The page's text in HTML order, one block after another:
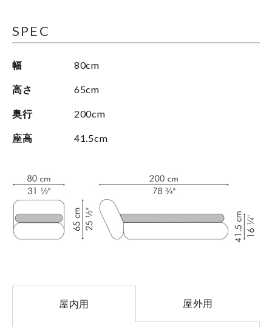
SPEC
幅 80cm
高さ 65cm
奥行 200cm
座高 41.5cm
屋内用 屋外用